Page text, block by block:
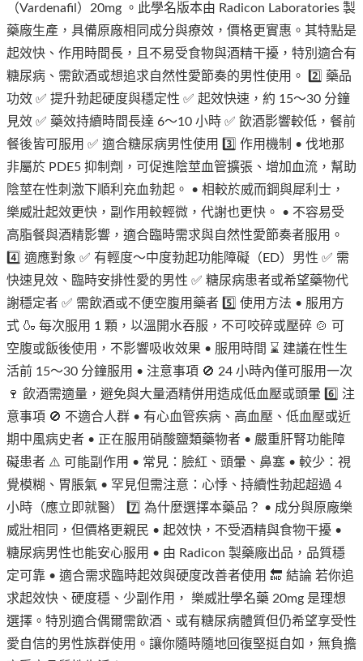
（Vardenafil）20mg 。此學名版本由 Radicon Laboratories 製
藥廠生產，具備原廠相同成分與療效，價格更實惠。其特點是
起效快、作用時間長，且不易受食物與酒精干擾，特別適合有
糖尿病、需飲酒或想追求自然性愛節奏的男性使用。 2️⃣ 藥品
功效 ✅ 提升勃起硬度與穩定性 ✅ 起效快速，約 15～30 分鐘
見效 ✅ 藥效持續時間長達 6～10 小時 ✅ 飲酒影響較低，餐前
餐後皆可服用 ✅ 適合糖尿病男性使用 3️⃣ 作用機制 • 伐地那
非屬於 PDE5 抑制劑，可促進陰莖血管擴張、增加血流，幫助
陰莖在性刺激下順利充血勃起。 • 相較於威而鋼與犀利士，
樂威壯起效更快，副作用較輕微，代謝也更快。 • 不容易受
高脂餐與酒精影響，適合臨時需求與自然性愛節奏者服用。
4️⃣ 適應對象 ✅ 有輕度～中度勃起功能障礙（ED）男性 ✅ 需
快速見效、臨時安排性愛的男性 ✅ 糖尿病患者或希望藥物代
謝穩定者 ✅ 需飲酒或不便空腹用藥者 5️⃣ 使用方法 • 服用方
式 🍶 每次服用 1 顆，以溫開水吞服，不可咬碎或壓碎 🍲 可
空腹或飯後使用，不影響吸收效果 • 服用時間 ⌛ 建議在性生
活前 15～30 分鐘服用 • 注意事項 🚫 24 小時內僅可服用一次
🍷 飲酒需適量，避免與大量酒精併用造成低血壓或頭暈 6️⃣ 注
意事項 🚫 不適合人群 • 有心血管疾病、高血壓、低血壓或近
期中風病史者 • 正在服用硝酸鹽類藥物者 • 嚴重肝腎功能障
礙患者 ⚠️ 可能副作用 • 常見：臉紅、頭暈、鼻塞 • 較少：視
覺模糊、胃脹氣 • 罕見但需注意：心悸、持續性勃起超過 4
小時（應立即就醫） 7️⃣ 為什麼選擇本藥品？ • 成分與原廠樂
威壯相同，但價格更親民 • 起效快，不受酒精與食物干擾 •
糖尿病男性也能安心服用 • 由 Radicon 製藥廠出品，品質穩
定可靠 • 適合需求臨時起效與硬度改善者使用 🔚 結論 若你追
求起效快、硬度穩、少副作用， 樂威壯學名藥 20mg 是理想
選擇。特別適合偶爾需飲酒、或有糖尿病體質但仍希望享受性
愛自信的男性族群使用。讓你隨時隨地回復堅挺自如，無負擔